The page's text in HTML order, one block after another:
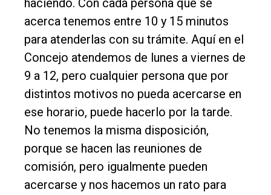
haciendo. Con cada persona que se
acerca tenemos entre 10 y 15 minutos
para atenderlas con su trámite. Aquí en el
Concejo atendemos de lunes a viernes de
9 a 12, pero cualquier persona que por
distintos motivos no pueda acercarse en
ese horario, puede hacerlo por la tarde.
No tenemos la misma disposición,
porque se hacen las reuniones de
comisión, pero igualmente pueden
acercarse y nos hacemos un rato para